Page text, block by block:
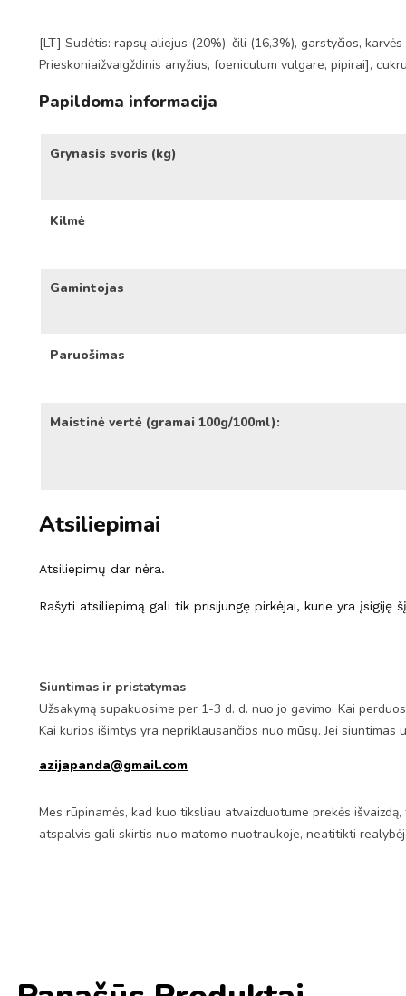
[LT] Sudėtis: rapsų aliejus (20%), čili (16,3%), garstyčios,
Prieskoniaižvaigždinis anyžius, foeniculum vulgare, pipirai],
Papildoma informacija
Grynasis svoris (kg)
Kilmė
Gamintojas
Paruošimas
Maistinė vertė (gramai 100g/100ml):
Atsiliepimai
Atsiliepimų dar nėra.
Rašyti atsiliepimą gali tik prisijungę pirkėjai, kurie yra įsigiję
Siuntimas ir pristatymas
Užsakymą supakuosime per 1-3 d. d. nuo jo gavimo. Kai
Kai kurios išimtys yra nepriklausančios nuo mūsų. Jei siuntimas
azijapanda@gmail.com
Mes rūpinamės, kad kuo tiksliau atvaizduotume prekės
atspalvis gali skirtis nuo matomo nuotraukoje, neatitikti